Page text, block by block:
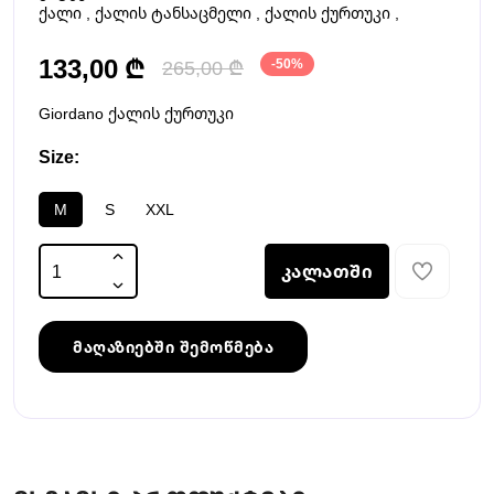
ქალი
ქალის ტანსაცმელი ქალის ქურთუკი
133,00 ₾ 265,00 ₾ -50%
Giordano ქალის ქურთუკი
Size:
M S XXL
კალათში
მაღაზიებში შემოწმება